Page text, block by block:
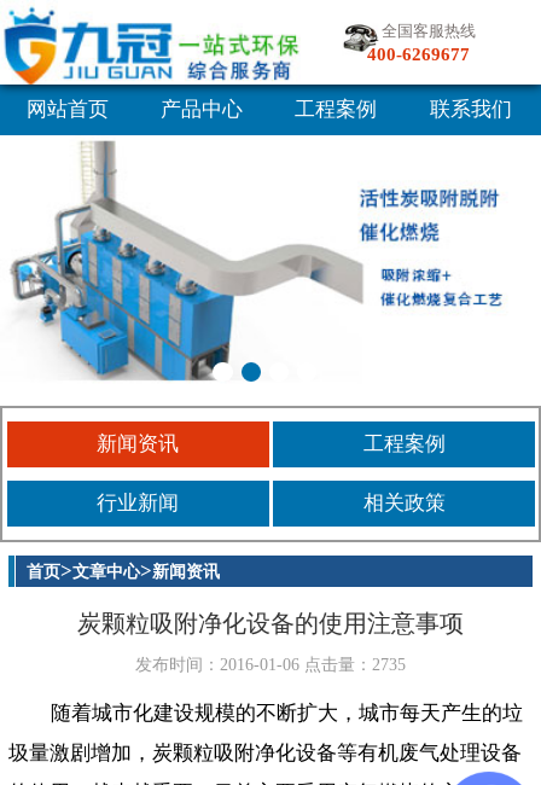
全国客服热线
400-6269677
网站首页 产品中心 工程案例 联系我们
新闻资讯 工程案例
行业新闻 相关政策
首页>文章中心>新闻资讯
炭颗粒吸附净化设备的使用注意事项
发布时间：2016-01-06 点击量：2735
随着城市化建设规模的不断扩大，城市每天产生的垃
圾量激剧增加，炭颗粒吸附净化设备等有机废气处理设备